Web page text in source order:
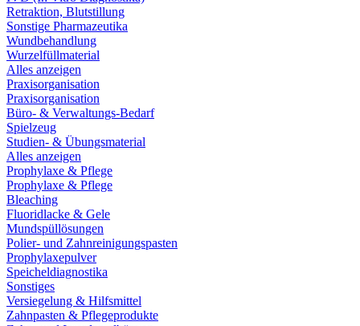
Retraktion, Blutstillung
Sonstige Pharmazeutika
Wundbehandlung
Wurzelfüllmaterial
Alles anzeigen
Praxisorganisation
Praxisorganisation
Büro- & Verwaltungs-Bedarf
Spielzeug
Studien- & Übungsmaterial
Alles anzeigen
Prophylaxe & Pflege
Prophylaxe & Pflege
Bleaching
Fluoridlacke & Gele
Mundspüllösungen
Polier- und Zahnreinigungspasten
Prophylaxepulver
Speicheldiagnostika
Sonstiges
Versiegelung & Hilfsmittel
Zahnpasten & Pflegeprodukte